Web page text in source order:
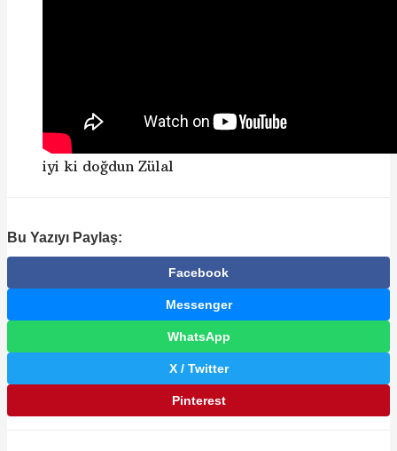
iyi ki doğdun Zülal
Bu Yazıyı Paylaş:
Facebook
Messenger
WhatsApp
X / Twitter
Pinterest